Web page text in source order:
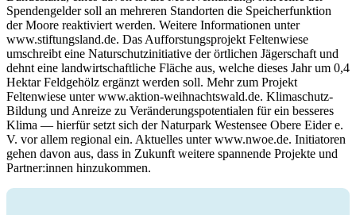
Spendengelder soll an mehreren Standorten die Speicherfunktion
der Moore reaktiviert werden. Weitere Informationen unter
www.stiftungsland.de. Das Aufforstungsprojekt Feltenwiese
umschreibt eine Naturschutzinitiative der örtlichen Jägerschaft und
dehnt eine landwirtschaftliche Fläche aus, welche dieses Jahr um 0,4
Hektar Feldgehölz ergänzt werden soll. Mehr zum Projekt
Feltenwiese unter www.aktion-weihnachtswald.de. Klimaschutz-
Bildung und Anreize zu Veränderungspotentialen für ein besseres
Klima — hierfür setzt sich der Naturpark Westensee Obere Eider e.
V. vor allem regional ein. Aktuelles unter www.nwoe.de. Initiatoren
gehen davon aus, dass in Zukunft weitere spannende Projekte und
Partner:innen hinzukommen.